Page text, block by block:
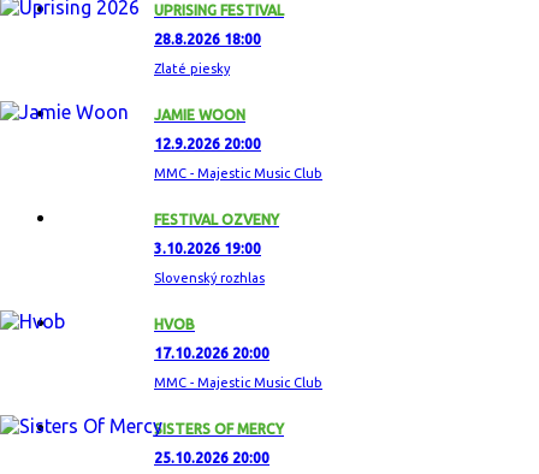
UPRISING FESTIVAL
28.8.2026 18:00
Zlaté piesky
JAMIE WOON
12.9.2026 20:00
MMC - Majestic Music Club
FESTIVAL OZVENY
3.10.2026 19:00
Slovenský rozhlas
HVOB
17.10.2026 20:00
MMC - Majestic Music Club
SISTERS OF MERCY
25.10.2026 20:00